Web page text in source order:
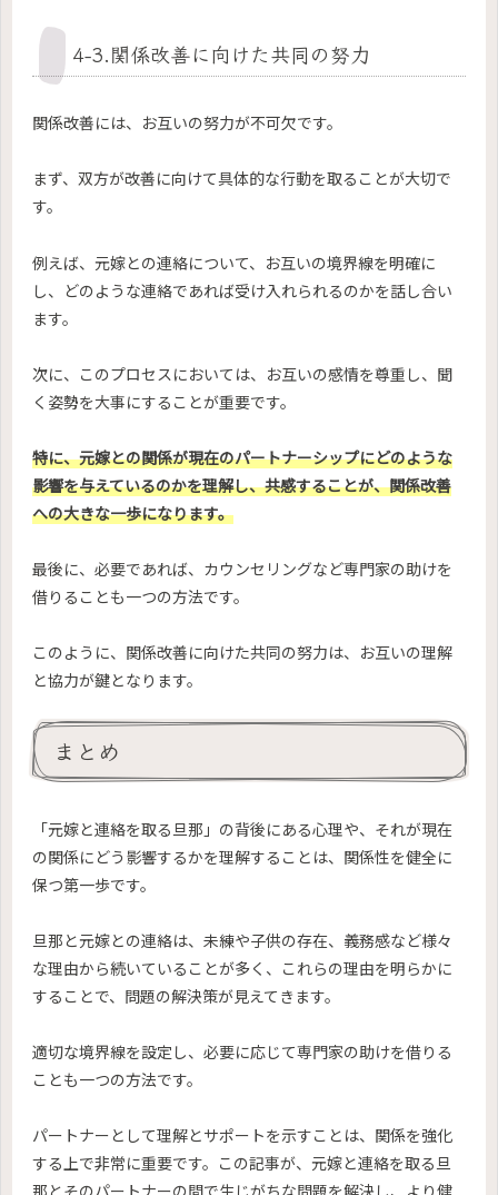
4-3.関係改善に向けた共同の努力
関係改善には、お互いの努力が不可欠です。
まず、双方が改善に向けて具体的な行動を取ることが大切で
す。
例えば、元嫁との連絡について、お互いの境界線を明確に
し、どのような連絡であれば受け入れられるのかを話し合い
ます。
次に、このプロセスにおいては、お互いの感情を尊重し、聞
く姿勢を大事にすることが重要です。
特に、元嫁との関係が現在のパートナーシップにどのような
影響を与えているのかを理解し、共感することが、関係改善
への大きな一歩になります。
最後に、必要であれば、カウンセリングなど専門家の助けを
借りることも一つの方法です。
このように、関係改善に向けた共同の努力は、お互いの理解
と協力が鍵となります。
まとめ
「元嫁と連絡を取る旦那」の背後にある心理や、それが現在
の関係にどう影響するかを理解することは、関係性を健全に
保つ第一歩です。
旦那と元嫁との連絡は、未練や子供の存在、義務感など様々
な理由から続いていることが多く、これらの理由を明らかに
することで、問題の解決策が見えてきます。
適切な境界線を設定し、必要に応じて専門家の助けを借りる
ことも一つの方法です。
パートナーとして理解とサポートを示すことは、関係を強化
する上で非常に重要です。この記事が、元嫁と連絡を取る旦